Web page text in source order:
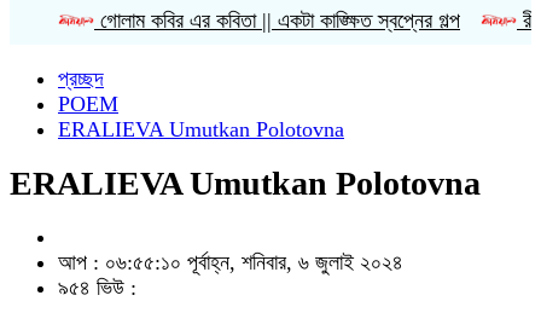
গোলাম কবির এর কবিতা || একটা কাঙ্ক্ষিত স্বপ্নের গল্প রীতি চাকমা’র
প্রচ্ছদ
POEM
ERALIEVA Umutkan Polotovna
ERALIEVA Umutkan Polotovna
আপ : ০৬:৫৫:১০ পূর্বাহ্ন, শনিবার, ৬ জুলাই ২০২৪
৯৫৪ ভিউ :